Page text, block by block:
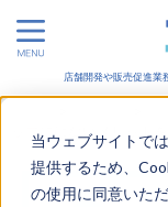
当ウェブサイトで
提供するため、
の使用に同意いた
店舗開発や販売促進業
ップにはないメリット